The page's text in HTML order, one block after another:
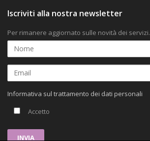
Iscriviti alla nostra newsletter
Per rimanere aggiornato sulle novità dei servizi.
Informativa sul trattamento dei dati personali
Accetto